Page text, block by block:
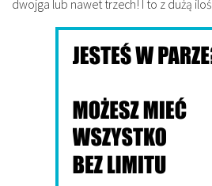
dwojga lub nawet trzech! I to z dużą